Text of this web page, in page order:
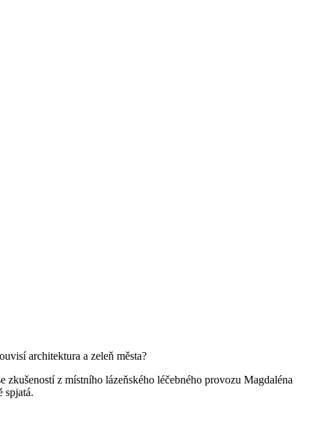
architektura a zeleň města?
z místního lázeňského léčebného provozu Magdaléna
spjatá.